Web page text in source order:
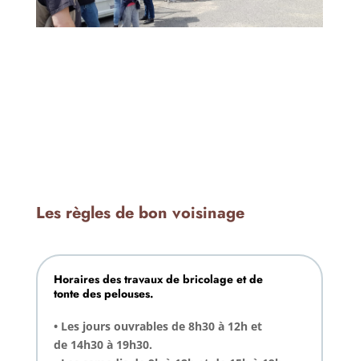
Les règles de bon voisinage
Horaires des travaux de bricolage et de
tonte des pelouses.
• Les jours ouvrables de 8h30 à 12h et
de 14h30 à 19h30.